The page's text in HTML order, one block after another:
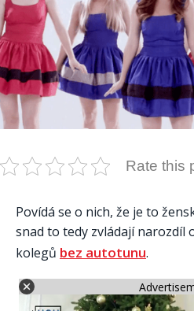
Rate this
Povídá se o nich, že je to
snad to tedy zvládají narozdíl
kolegů bez autotunu.